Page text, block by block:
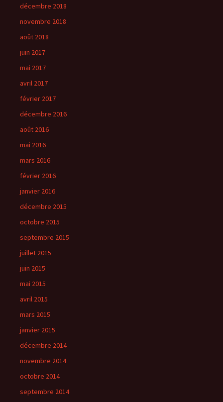
décembre 2018
novembre 2018
août 2018
juin 2017
mai 2017
avril 2017
février 2017
décembre 2016
août 2016
mai 2016
mars 2016
février 2016
janvier 2016
décembre 2015
octobre 2015
septembre 2015
juillet 2015
juin 2015
mai 2015
avril 2015
mars 2015
janvier 2015
décembre 2014
novembre 2014
octobre 2014
septembre 2014